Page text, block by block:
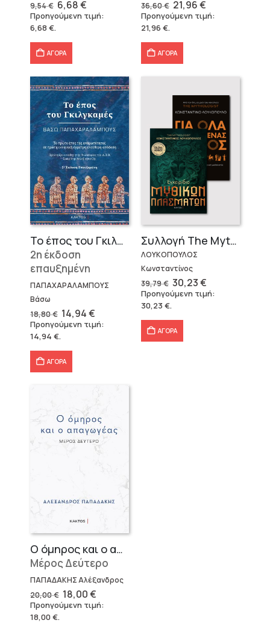
9,54€ Original
price
was:
6,68€Η
τρέχουσα
τιμή
Προηγούμενη τιμή:
6,68 €.
ΑΓΟΡΑ
36,60€ Original
price
was:
21,96€Η
τρέχουσα
τιμή
Προηγούμενη τιμή:
21,96 €.
ΑΓΟΡΑ
Το έπος του Γκιλγκαμές
2η έκδοση
επαυξημένη
ΠΑΠΑΧΑΡΑΛΑΜΠΟΥΣ
Βάσω
18,80€ Original
price
was:
18,80 €.
14,94€Η
τρέχουσα
τιμή
Προηγούμενη τιμή:
14,94 €.
ΑΓΟΡΑ
Συλλογή The Mythologist (2 βιβλία)
ΛΟΥΚΟΠΟΥΛΟΣ
Κωνσταντίνος
39,79€ Original
price
was:
39,79 €.
30,23€Η
τρέχουσα
τιμή
Προηγούμενη τιμή:
30,23€.
ΑΓΟΡΑ
Ο όμηρος και ο απαγωγέας
Μέρος Δεύτερο
ΠΑΠΑΔΑΚΗΣ Αλέξανδρος
20,00€ Original
price
was:
18,00€Η
τρέχουσα
τιμή
Προηγούμενη τιμή:
18,00€.